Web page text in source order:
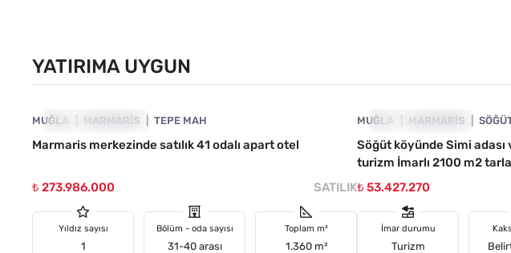
YATIRIMA UYGUN
YATIRIMA UYGUN
MUĞLA MARMARIS TEPE MAH
Marmaris merkezinde satılık 41 odalı apart otel
₺ 273.986.000 SATILIK
Yıldız sayısı
1
Bölüm - oda sayısı
31-40 arası
Toplam m²
1.360 m²
YATIRIMA UYGUN
MUĞLA MARMARIS
Söğüt köyünde Simi
turizm İmarlı 2100 m2 tarla
₺ 53.427.270
İmar durumu
Turizm